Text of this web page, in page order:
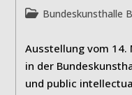
Beitrags-
Bundeskunsthalle
Ausstellung vom 14.
in der
und public